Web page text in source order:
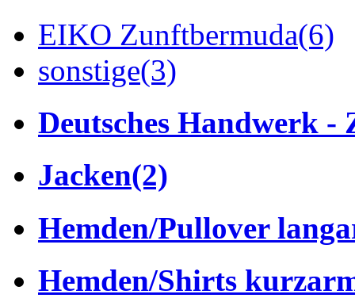
EIKO Zunftbermuda(6)
sonstige(3)
Deutsches Handwerk -
Jacken(2)
Hemden/Pullover
Hemden/Shirts